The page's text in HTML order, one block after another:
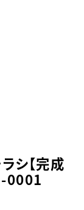
シ【完成
0001